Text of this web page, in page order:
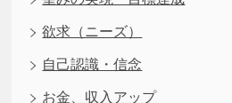
欲求（ニーズ）
自己認識・信念
お金、収入アップ